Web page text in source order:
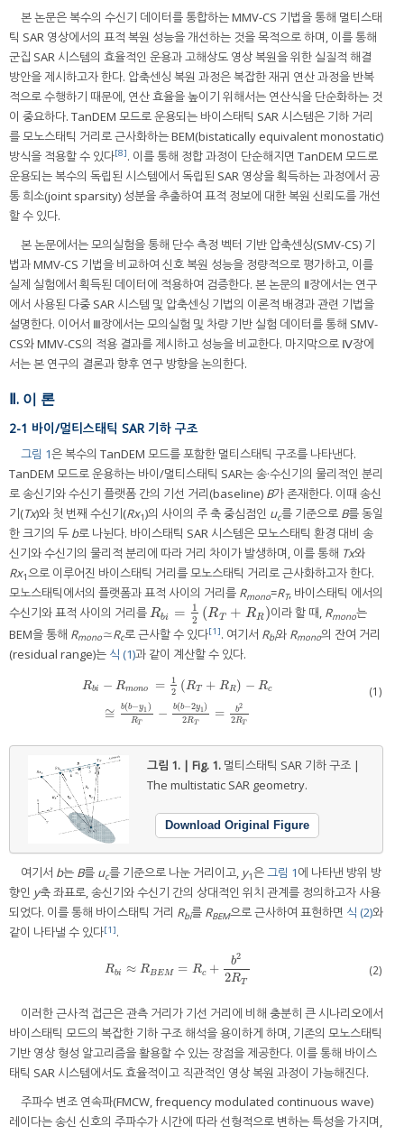
본 논문은 복수의 수신기 데이터를 통합하는 MMV-CS 기법을 통해 멀티스태
틱 SAR 영상에서의 표적 복원 성능을 개선하는 것을 목적으로 하며, 이를 통해
군집 SAR 시스템의 효율적인 운용과 고해상도 영상 복원을 위한 실질적 해결
방안을 제시하고자 한다. 압축센싱 복원 과정은 복잡한 재귀 연산 과정을 반복
적으로 수행하기 때문에, 연산 효율을 높이기 위해서는 연산식을 단순화하는 것
이 중요하다. TanDEM 모드로 운용되는 바이스태틱 SAR 시스템은 기하 거리
를 모노스태틱 거리로 근사화하는 BEM(bistatically equivalent monostatic)
방식을 적용할 수 있다[8]. 이를 통해 정합 과정이 단순해지면 TanDEM 모드로
운용되는 복수의 독립된 시스템에서 독립된 SAR 영상을 획득하는 과정에서 공
통 희소(joint sparsity) 성분을 추출하여 표적 정보에 대한 복원 신뢰도를 개선
할 수 있다.
본 논문에서는 모의실험을 통해 단수 측정 벡터 기반 압축센싱(SMV-CS) 기
법과 MMV-CS 기법을 비교하여 신호 복원 성능을 정량적으로 평가하고, 이를
실제 실험에서 획득된 데이터에 적용하여 검증한다. 본 논문의 Ⅱ장에서는 연구
에서 사용된 다중 SAR 시스템 및 압축센싱 기법의 이론적 배경과 관련 기법을
설명한다. 이어서 Ⅲ장에서는 모의실험 및 차량 기반 실험 데이터를 통해 SMV-
CS와 MMV-CS의 적용 결과를 제시하고 성능을 비교한다. 마지막으로 Ⅳ장에
서는 본 연구의 결론과 향후 연구 방향을 논의한다.
Ⅱ. 이 론
2-1 바이/멀티스태틱 SAR 기하 구조
그림 1은 복수의 TanDEM 모드를 포함한 멀티스태틱 구조를 나타낸다.
TanDEM 모드로 운용하는 바이/멀티스태틱 SAR는 송·수신기의 물리적인 분리
로 송신기와 수신기 플랫폼 간의 기선 거리(baseline) B가 존재한다. 이때 송신
기(Tx)와 첫 번째 수신기(Rx1)의 사이의 주 축 중심점인 uc를 기준으로 B를 동일
한 크기의 두 b로 나뉜다. 바이스태틱 SAR 시스템은 모노스태틱 환경 대비 송
신기와 수신기의 물리적 분리에 따라 거리 차이가 발생하며, 이를 통해 Tx와
Rx1으로 이루어진 바이스태틱 거리를 모노스태틱 거리로 근사화하고자 한다.
모노스태틱에서의 플랫폼과 표적 사이의 거리를 Rmono=RT, 바이스태틱 에서의
수신기와 표적 사이의 거리를Rbi =
1
2 (RT + RR )
Rbi= 12 RT +RR 이라 할 때, Rmono는
BEM을 통해 Rmono≃Rc로 근사할 수 있다[1]. 여기서 Rbi와 Rmono의 잔여 거리
(residual range)는 식 (1)과 같이 계산할 수 있다.
Rbi − Rmono =
1
2 (RT + RR) − Rc
≅ b(b−y1 )
RT
− b(b−2y1)
2RT
= b2
2RT
n =1 T+R Rc
(1)
그림 1. | Fig. 1. 멀티스태틱 SAR 기하 구조 |
The multistatic SAR geometry.
Download Original Figure
여기서 b는 B를 uc를 기준으로 나눈 거리이고, y1은그림 1에 나타낸 방위 방
향인 y축 좌표로, 송신기와 수신기 간의 상대적인 위치 관계를 정의하고자 사용
되었다. 이를 통해 바이스태틱 거리 Rbi를 RBEM으로 근사하여 표현하면 식 (2)와
같이 나타낼 수 있다[1].
Rbi ≈ RBEM = Rc +
b2
2RT
Rb i≈RBEM =Rc+b22RT (2)
이러한 근사적 접근은 관측 거리가 기선 거리에 비해 충분히 큰 시나리오에서
바이스태틱 모드의 복잡한 기하 구조 해석을 용이하게 하며, 기존의 모노스태틱
기반 영상 형성 알고리즘을 활용할 수 있는 장점을 제공한다. 이를 통해 바이스
태틱 SAR 시스템에서도 효율적이고 직관적인 영상 복원 과정이 가능해진다.
주파수 변조 연속파(FMCW, frequency modulated continuous wave)
레이다는 송신 신호의 주파수가 시간에 따라 선형적으로 변하는 특성을 가지며,